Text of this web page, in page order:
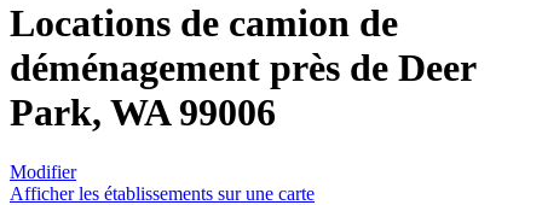
Locations de camion de
déménagement près de Deer
Park, WA 99006
Modifier
Afficher les établissements sur une carte